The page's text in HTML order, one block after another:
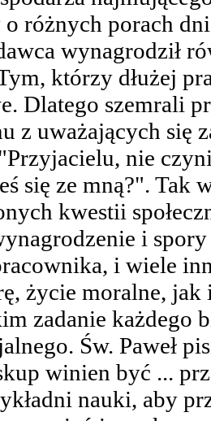
różnych porach
wynagrodził
którzy dłużej
Dlatego szemrali
z uważających się
nie
się ze mną?". Tak
kwestii
i
i wiele
życie moralne, jak
zadanie każdego
Św. Paweł
winien być ...
nauki, aby